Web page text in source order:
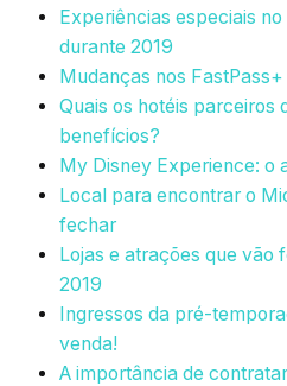
Experiências especiais
durante 2019
Mudanças nos
Quais os hotéis parceiros
benefícios?
My Disney Experience: o
Local para encontrar o
fechar
Lojas e atrações que vão
2019
Ingressos da pré-
venda!
A importância de